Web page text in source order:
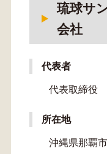
琉球サ
会社
代表者
代表取締
所在地
沖縄県那覇